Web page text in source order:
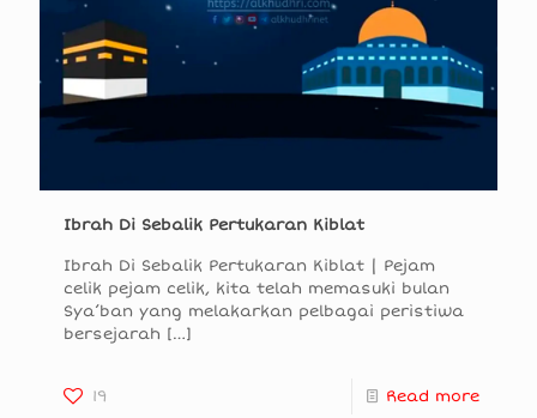
Ibrah Di Sebalik Pertukaran Kiblat
Ibrah Di Sebalik Pertukaran Kiblat | Pejam
celik pejam celik, kita telah memasuki bulan
Sya’ban yang melakarkan pelbagai peristiwa
bersejarah […]
19 Read more